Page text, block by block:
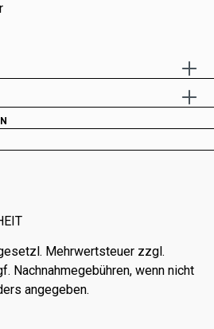
Mehrwertsteuer zzgl.
Nachnahmegebühren, wenn nicht
angegeben.